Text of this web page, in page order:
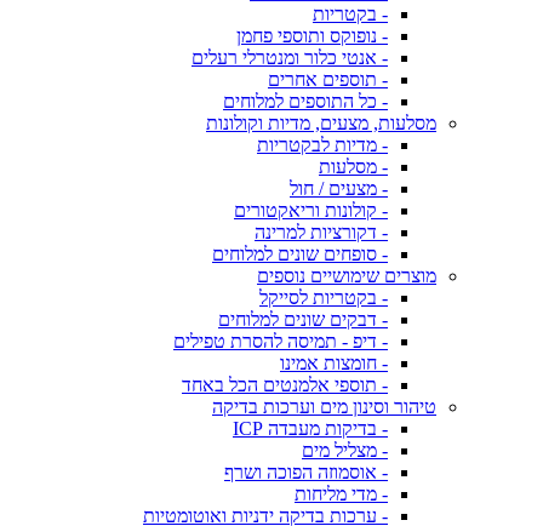
- בקטריות
- נופוקס ותוספי פחמן
- אנטי כלור ומנטרלי רעלים
- תוספים אחרים
- כל התוספים למלוחים
מסלעות, מצעים, מדיות וקולונות
- מדיות לבקטריות
- מסלעות
- מצעים / חול
- קולונות וריאקטורים
- דקורציות למרינה
- סופחים שונים למלוחים
מוצרים שימושיים נוספים
- בקטריות לסייקל
- דבקים שונים למלוחים
- דיפ - תמיסה להסרת טפילים
- חומצות אמינו
- תוספי אלמנטים הכל באחד
טיהור וסינון מים וערכות בדיקה
- בדיקות מעבדה ICP
- מצליל מים
- אוסמוזה הפוכה ושרף
- מדי מליחות
- ערכות בדיקה ידניות ואוטומטיות